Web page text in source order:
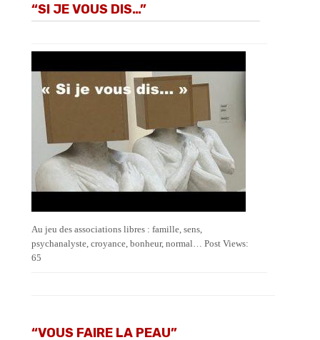
“SI JE VOUS DIS…”
Au jeu des associations libres : famille, sens,
psychanalyste, croyance, bonheur, normal… Post Views:
65
“VOUS FAIRE LA PEAU”